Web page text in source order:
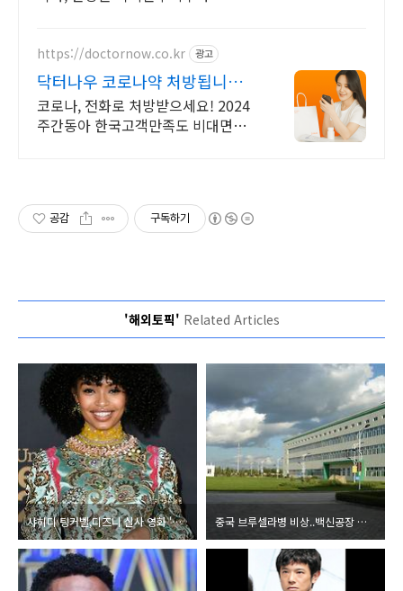
https://doctornow.co.kr 광고
닥터나우 코로나약 처방됩니다
365일 24시간 진료가능
코로나, 전화로 처방받으세요! 2024
주간동아 한국고객만족도 비대면진
공감 구독하기
'해외토픽' Related Articles
샤히디 팅커벨,디즈니 실사 영화 '피터팬과 웬디' 여주인공 흑인 여배우 누구 총정리 중국 브루셀라병 비상..백신공장 부주의로 3천여명 집단감염 어떤 병 증상 사건 원인 코로나 바이러스 6개월이면 만든다 홍콩학자 엔리멍 누구?총정리